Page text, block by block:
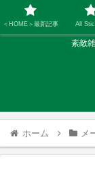
素敵
ホーム メ
＜HOME＞最新記事 All